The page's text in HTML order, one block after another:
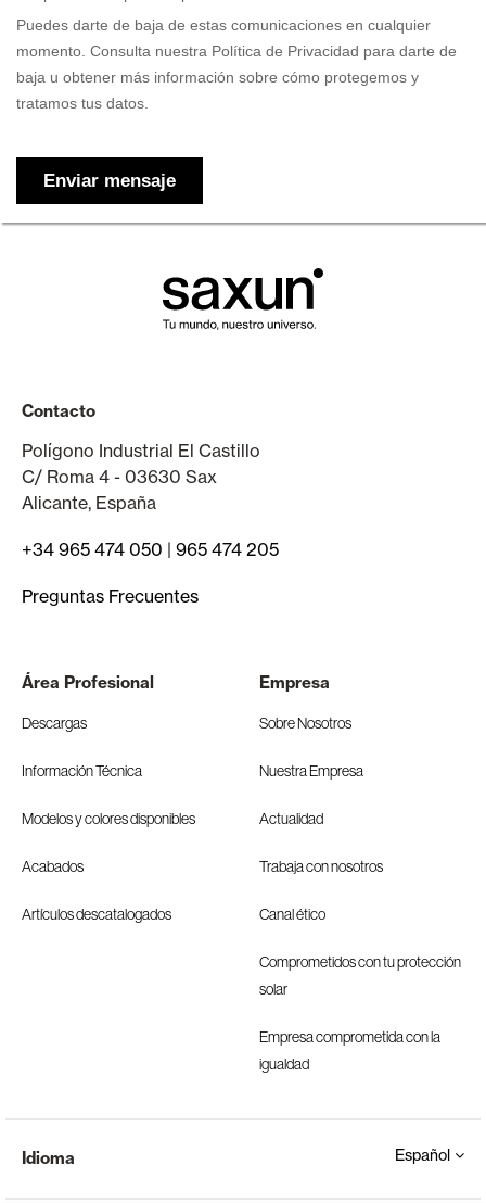
Contacto
Polígono Industrial El Castillo
C/ Roma 4 - 03630 Sax
Alicante, España
+34 965 474 050 | 965 474 205
Preguntas Frecuentes
Área Profesional
Descargas
Información Técnica
Modelos y colores disponibles
Acabados
Artículos descatalogados
Empresa
Sobre Nosotros
Nuestra Empresa
Actualidad
Trabaja con nosotros
Canal ético
Comprometidos con tu protección
solar
Empresa comprometida con la
igualdad
Idioma Español